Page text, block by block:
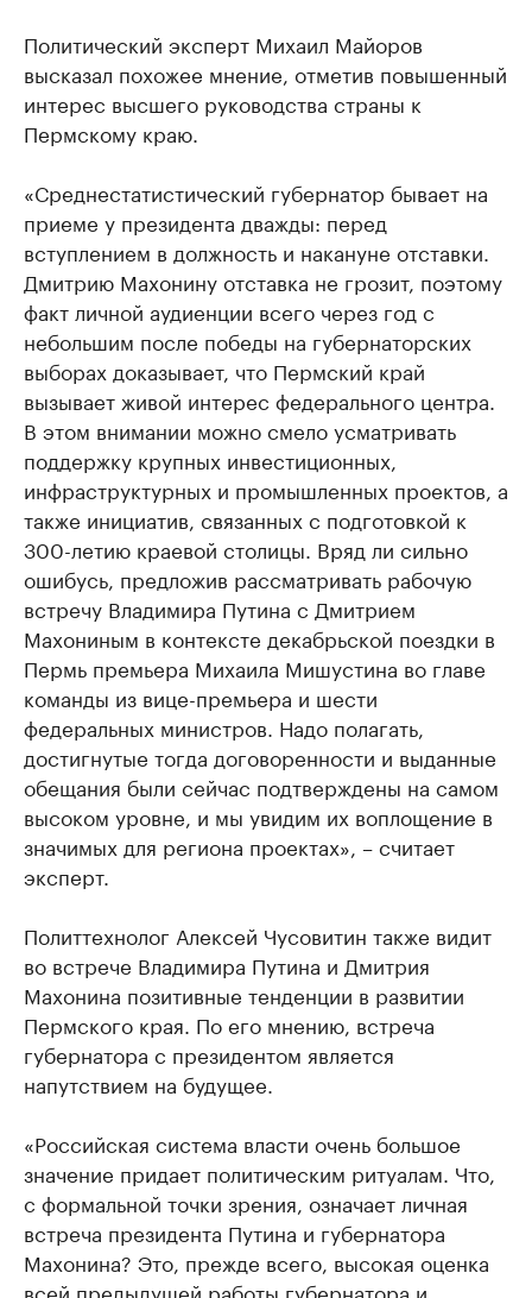
Политический эксперт Михаил Майоров
высказал похожее мнение, отметив повышенный
интерес высшего руководства страны к
Пермскому краю.
«Среднестатистический губернатор бывает на
приеме у президента дважды: перед
вступлением в должность и накануне отставки.
Дмитрию Махонину отставка не грозит, поэтому
факт личной аудиенции всего через год с
небольшим после победы на губернаторских
выборах доказывает, что Пермский край
вызывает живой интерес федерального центра.
В этом внимании можно смело усматривать
поддержку крупных инвестиционных,
инфраструктурных и промышленных проектов, а
также инициатив, связанных с подготовкой к
300-летию краевой столицы. Вряд ли сильно
ошибусь, предложив рассматривать рабочую
встречу Владимира Путина с Дмитрием
Махониным в контексте декабрьской поездки в
Пермь премьера Михаила Мишустина во главе
команды из вице-премьера и шести
федеральных министров. Надо полагать,
достигнутые тогда договоренности и выданные
обещания были сейчас подтверждены на самом
высоком уровне, и мы увидим их воплощение в
значимых для региона проектах», – считает
эксперт.
Политтехнолог Алексей Чусовитин также видит
во встрече Владимира Путина и Дмитрия
Махонина позитивные тенденции в развитии
Пермского края. По его мнению, встреча
губернатора с президентом является
напутствием на будущее.
«Российская система власти очень большое
значение придает политическим ритуалам. Что,
с формальной точки зрения, означает личная
встреча президента Путина и губернатора
Махонина? Это, прежде всего, высокая оценка
всей предыдущей работы губернатора и